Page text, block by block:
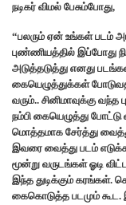
நடிகர் விமல் பேசும்போது,
“பலரும் ஏன் உங்கள் படம்
புண்ணியத்தில் இப்போது
அடுத்தடுத்து எனது
கையெழுத்துக்கள்
வரும்.. சினிமாவுக்கு
நம்பி கையெழுத்து
மொத்தமாக சேர்த்து
இவரை வைத்து படம்
மூன்று வருடங்கள் ஓடி
இந்த துடிக்கும் கரங்கள்.
கைகொடுத்த படமும் கூட.